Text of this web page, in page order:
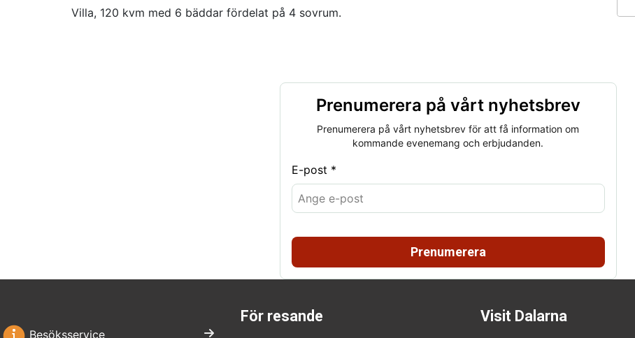
Villa, 120 kvm med 6 bäddar fördelat på 4 sovrum.
Prenumerera på vårt nyhetsbrev
Prenumerera på vårt nyhetsbrev för att få information om
kommande evenemang och erbjudanden.
E-post *
Prenumerera
Besöksservice
För resande Visit Dalarna